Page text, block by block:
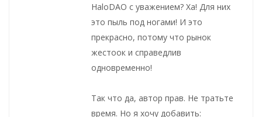
HaloDAO с уважением? Ха! Для них
это пыль под ногами! И это
прекрасно, потому что рынок
жестоок и справедлив
одновременно!
Так что да, автор прав. Не тратьте
время. Но я хочу добавить: